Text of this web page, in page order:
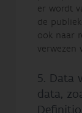
er wordt
de
ook naar
verwezen
5. Data
data,